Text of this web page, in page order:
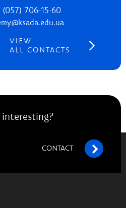
706-15-60
VIEW
ALL CONTACTS
interesting?
CONTACT